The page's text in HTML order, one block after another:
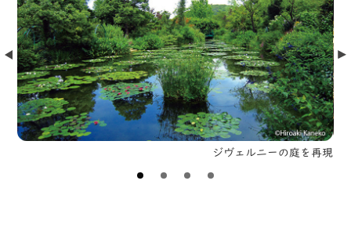
ジヴェルニーの庭を再現
Prev Next